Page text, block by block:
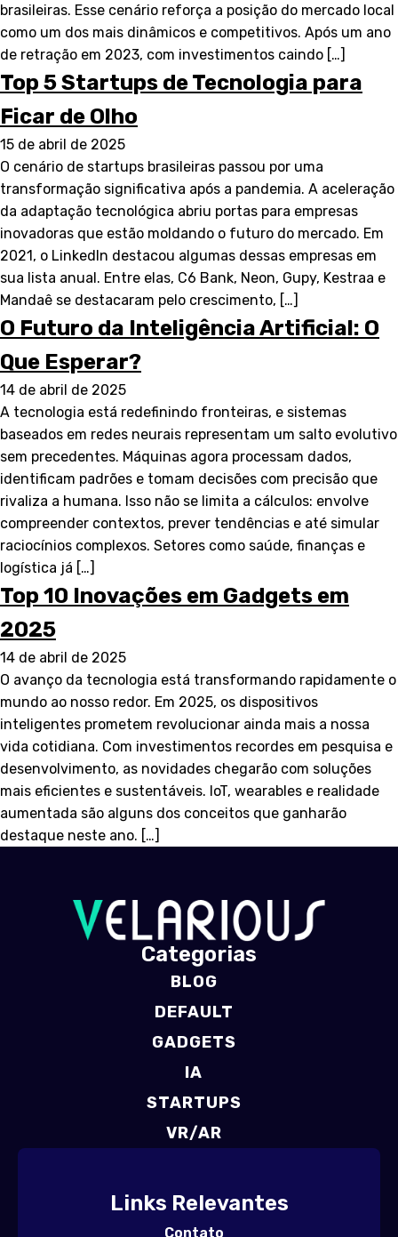
brasileiras. Esse cenário reforça a posição do mercado local
como um dos mais dinâmicos e competitivos. Após um ano
de retração em 2023, com investimentos caindo […]
Top 5 Startups de Tecnologia para
Ficar de Olho
15 de abril de 2025
O cenário de startups brasileiras passou por uma
transformação significativa após a pandemia. A aceleração
da adaptação tecnológica abriu portas para empresas
inovadoras que estão moldando o futuro do mercado. Em
2021, o LinkedIn destacou algumas dessas empresas em
sua lista anual. Entre elas, C6 Bank, Neon, Gupy, Kestraa e
Mandaê se destacaram pelo crescimento, […]
O Futuro da Inteligência Artificial: O
Que Esperar?
14 de abril de 2025
A tecnologia está redefinindo fronteiras, e sistemas
baseados em redes neurais representam um salto evolutivo
sem precedentes. Máquinas agora processam dados,
identificam padrões e tomam decisões com precisão que
rivaliza a humana. Isso não se limita a cálculos: envolve
compreender contextos, prever tendências e até simular
raciocínios complexos. Setores como saúde, finanças e
logística já […]
Top 10 Inovações em Gadgets em
2025
14 de abril de 2025
O avanço da tecnologia está transformando rapidamente o
mundo ao nosso redor. Em 2025, os dispositivos
inteligentes prometem revolucionar ainda mais a nossa
vida cotidiana. Com investimentos recordes em pesquisa e
desenvolvimento, as novidades chegarão com soluções
mais eficientes e sustentáveis. IoT, wearables e realidade
aumentada são alguns dos conceitos que ganharão
destaque neste ano. […]
Categorias
BLOG
DEFAULT
GADGETS
IA
STARTUPS
VR/AR
Links Relevantes
Contato